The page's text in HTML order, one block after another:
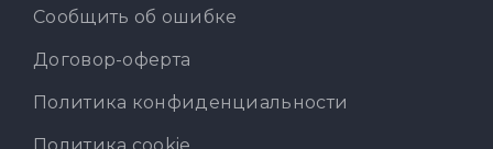
Сообщить об ошибке
Договор-оферта
Политика конфиденциальности